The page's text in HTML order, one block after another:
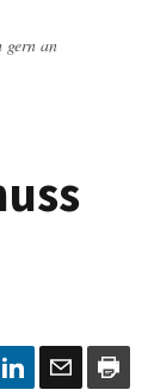
gern an